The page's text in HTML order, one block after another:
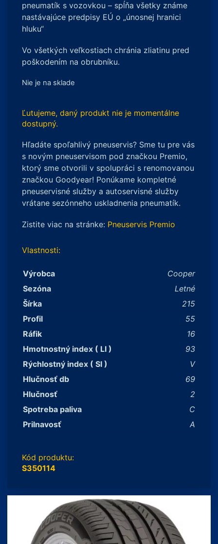
pneumatík s vozovkou – spĺňa všetky známe
nastávajúce predpisy EÚ o „únosnej hranici
hluku“
Vo všetkých veľkostiach chránia zliatinu pred
poškodením na obrubníku.
Nie je na sklade
Ľutujeme, daný produkt nie je momentálne
dostupný.
Hľadáte spoľahlivý pneuservis? Sme tu pre vás
s novým pneuservisom pod značkou Premio,
ktorý sme otvorili v spolupráci s renomovanou
značkou Goodyear! Ponúkame kompletné
pneuservisné služby a autoservisné služby
vrátane sezónneho uskladnenia pneumatík.
Zistite viac na stránke: Pneuservis Premio
Vlastnosti:
Výrobca
Cooper
Sezóna
Letné
Šírka
215
Profil
55
Ráfik
16
Hmotnostný index ( LI )
93
Rýchlostný index ( SI )
V
Hlučnosť db
69
Hlučnosť
2
Spotreba paliva
C
Prilnavosť
A
Kód produktu:
S350114